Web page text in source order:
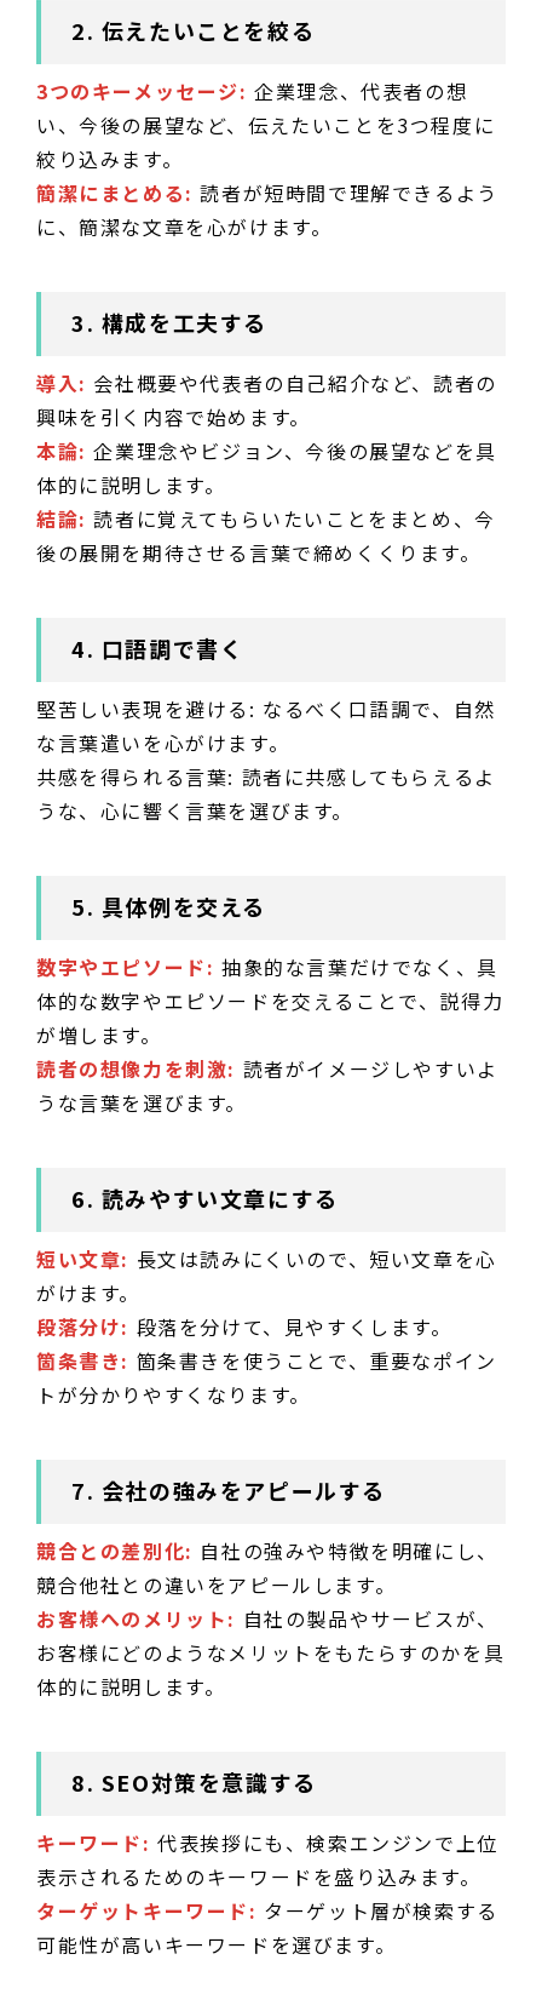
2. 伝えたいことを絞る
3つのキーメッセージ: 企業理念、代表者の想
い、今後の展望など、伝えたいことを3つ程度に
絞り込みます。
簡潔にまとめる: 読者が短時間で理解できるよう
に、簡潔な文章を心がけます。
3. 構成を工夫する
導入: 会社概要や代表者の自己紹介など、読者の
興味を引く内容で始めます。
本論: 企業理念やビジョン、今後の展望などを具
体的に説明します。
結論: 読者に覚えてもらいたいことをまとめ、今
後の展開を期待させる言葉で締めくくります。
4. 口語調で書く
堅苦しい表現を避ける: なるべく口語調で、自然
な言葉遣いを心がけます。
共感を得られる言葉: 読者に共感してもらえるよ
うな、心に響く言葉を選びます。
5. 具体例を交える
数字やエピソード: 抽象的な言葉だけでなく、具
体的な数字やエピソードを交えることで、説得力
が増します。
読者の想像力を刺激: 読者がイメージしやすいよ
うな言葉を選びます。
6. 読みやすい文章にする
短い文章: 長文は読みにくいので、短い文章を心
がけます。
段落分け: 段落を分けて、見やすくします。
箇条書き: 箇条書きを使うことで、重要なポイン
トが分かりやすくなります。
7. 会社の強みをアピールする
競合との差別化: 自社の強みや特徴を明確にし、
競合他社との違いをアピールします。
お客様へのメリット: 自社の製品やサービスが、
お客様にどのようなメリットをもたらすのかを具
体的に説明します。
8. SEO対策を意識する
キーワード: 代表挨拶にも、検索エンジンで上位
表示されるためのキーワードを盛り込みます。
ターゲットキーワード: ターゲット層が検索する
可能性が高いキーワードを選びます。